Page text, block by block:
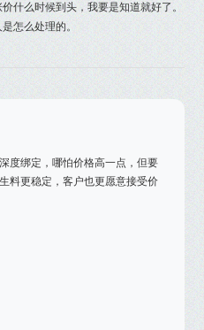
什么时候到头，我要是知道就好了。
怎么处理的。
度绑定，哪怕价格高一点，但要
料更稳定，客户也更愿意接受价